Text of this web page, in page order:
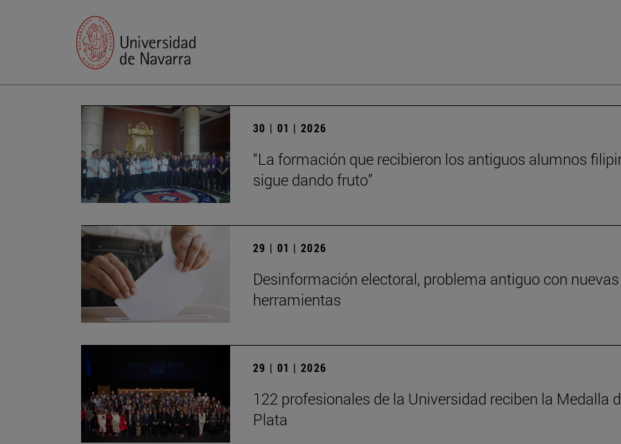
30 | 01 | 2026
“La formación que recibieron los antiguos alumnos
sigue dando fruto”
29 | 01 | 2026
Desinformación electoral, problema antiguo con nuevas
herramientas
29 | 01 | 2026
122 profesionales de la Universidad reciben la Medalla
Plata